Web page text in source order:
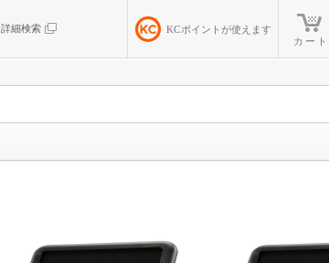
詳細検索 KCポイントが使えます
カート